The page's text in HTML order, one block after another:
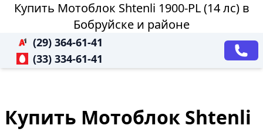
Купить Мотоблок Shtenli 1900-PL (14 лс) в
Бобруйске и районе
(29) 364-61-41
(33) 334-61-41
Купить Мотоблок Shtenli